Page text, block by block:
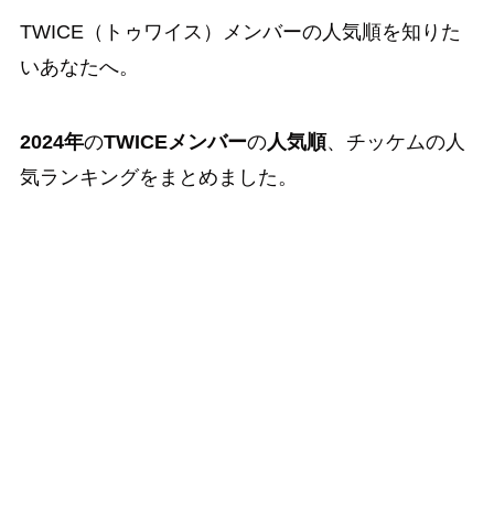
TWICE（トゥワイス）メンバーの人気順を知りた
いあなたへ。
2024年のTWICEメンバーの人気順、チッケムの人
気ランキングをまとめました。